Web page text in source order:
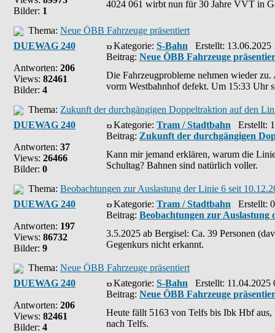
Bilder: 1
4024 061 wirbt nun für 30 Jahre VVT in
Thema: Neue ÖBB Fahrzeuge präsentiert
DUEWAG 240
Antworten: 206
Views: 82461
Bilder: 4
Kategorie: S-Bahn Erstellt: 13.06.2025
Beitrag: Neue ÖBB Fahrzeuge
Die Fahrzeugprobleme nehmen wieder
vorm Westbahnhof defekt. Um 15:33 Uhr
Thema: Zukunft der durchgängigen Doppeltraktion auf den
DUEWAG 240
Antworten: 37
Views: 26466
Bilder: 0
Kategorie: Tram / Stadtbahn Erstellt:
Beitrag: Zukunft der durchgängigen
Kann mir jemand erklären, warum die
Schultag? Bahnen sind natürlich voller.
Thema: Beobachtungen zur Auslastung der Linie 6 seit
DUEWAG 240
Antworten: 197
Views: 86732
Bilder: 9
Kategorie: Tram / Stadtbahn Erstellt:
Beitrag: Beobachtungen zur Auslastung
3.5.2025 ab Bergisel: Ca. 39 Personen
Gegenkurs nicht erkannt.
Thema: Neue ÖBB Fahrzeuge präsentiert
DUEWAG 240
Antworten: 206
Views: 82461
Bilder: 4
Kategorie: S-Bahn Erstellt: 11.04.2025
Beitrag: Neue ÖBB Fahrzeuge
Heute fällt 5163 von Telfs bis Ibk Hbf
nach Telfs.